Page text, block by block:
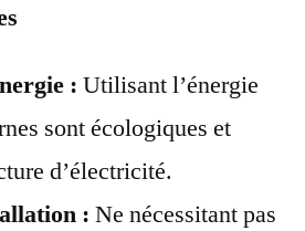
: Utilisant l’énergie
sont écologiques et
d’électricité.
: Ne nécessitant pas